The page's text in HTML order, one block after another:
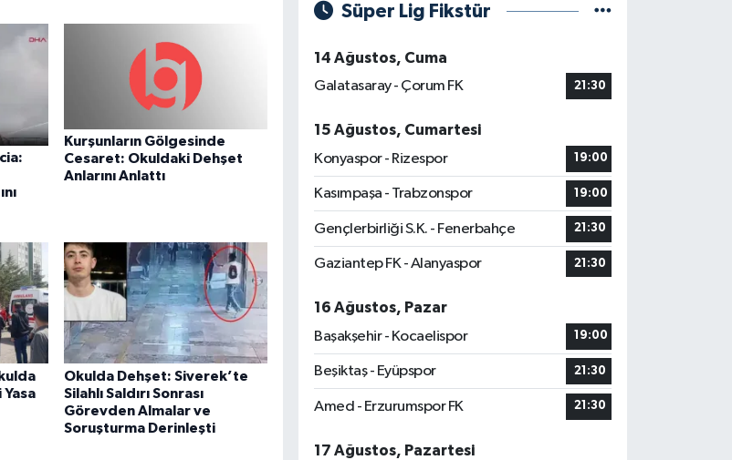
Kurşunların Gölgesinde
Cesaret: Okuldaki Dehşet
Anlarını Anlattı
Yasa
Okulda Dehşet: Siverek’te
Silahlı Saldırı Sonrası
Görevden Almalar ve
Soruşturma Derinleşti
Süper Lig Fikstür
14 Ağustos, Cuma
Galatasaray - Çorum FK
21:30
15 Ağustos, Cumartesi
Konyaspor - Rizespor
19:00
Kasımpaşa - Trabzonspor 19:00
Gençlerbirliği S.K. - Fenerbahçe 21:30
Gaziantep FK - Alanyaspor 21:30
16 Ağustos, Pazar
Başakşehir - Kocaelispor
19:00
Beşiktaş - Eyüpspor 21:30
Amed - Erzurumspor FK 21:30
17 Ağustos, Pazartesi